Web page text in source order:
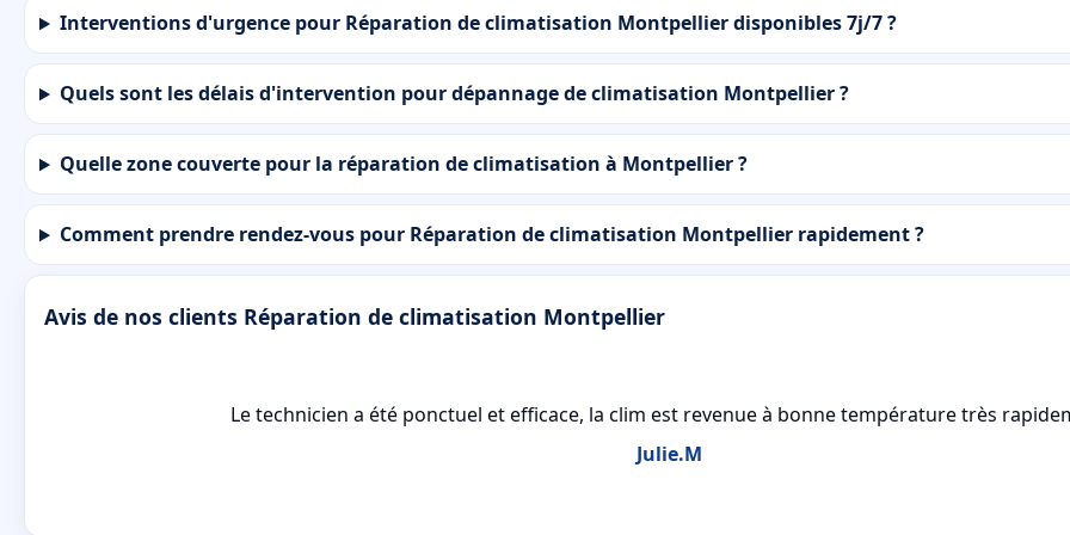
Interventions d'urgence pour Réparation de climatisation Montpellier disponibles 7j/7 ?
Quels sont les délais d'intervention pour dépannage de climatisation Montpellier ?
Quelle zone couverte pour la réparation de climatisation à Montpellier ?
Comment prendre rendez-vous pour Réparation de climatisation Montpellier rapidement ?
Avis de nos clients Réparation de climatisation Montpellier
Le technicien a été ponctuel et efficace, la clim est revenue à bonne température très
Julie.M